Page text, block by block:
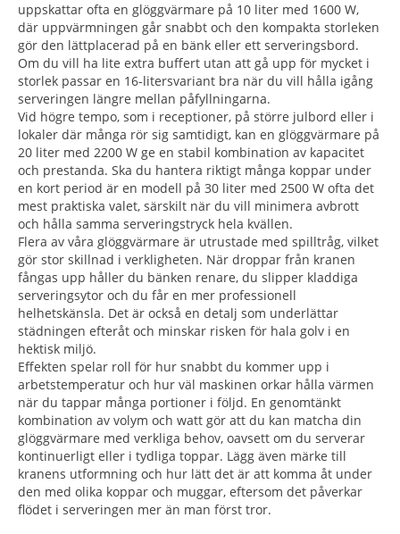
uppskattar ofta en glöggvärmare på 10 liter med 1600 W,
där uppvärmningen går snabbt och den kompakta storleken
gör den lättplacerad på en bänk eller ett serveringsbord.
Om du vill ha lite extra buffert utan att gå upp för mycket i
storlek passar en 16-litersvariant bra när du vill hålla igång
serveringen längre mellan påfyllningarna.
Vid högre tempo, som i receptioner, på större julbord eller i
lokaler där många rör sig samtidigt, kan en glöggvärmare på
20 liter med 2200 W ge en stabil kombination av kapacitet
och prestanda. Ska du hantera riktigt många koppar under
en kort period är en modell på 30 liter med 2500 W ofta det
mest praktiska valet, särskilt när du vill minimera avbrott
och hålla samma serveringstryck hela kvällen.
Flera av våra glöggvärmare är utrustade med spilltråg, vilket
gör stor skillnad i verkligheten. När droppar från kranen
fångas upp håller du bänken renare, du slipper kladdiga
serveringsytor och du får en mer professionell
helhetskänsla. Det är också en detalj som underlättar
städningen efteråt och minskar risken för hala golv i en
hektisk miljö.
Effekten spelar roll för hur snabbt du kommer upp i
arbetstemperatur och hur väl maskinen orkar hålla värmen
när du tappar många portioner i följd. En genomtänkt
kombination av volym och watt gör att du kan matcha din
glöggvärmare med verkliga behov, oavsett om du serverar
kontinuerligt eller i tydliga toppar. Lägg även märke till
kranens utformning och hur lätt det är att komma åt under
den med olika koppar och muggar, eftersom det påverkar
flödet i serveringen mer än man först tror.